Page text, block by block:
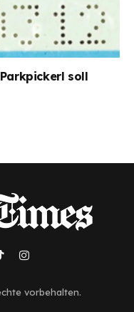
soll
Instagram
vorbehalten.